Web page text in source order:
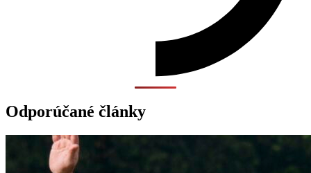
Odporúčané články